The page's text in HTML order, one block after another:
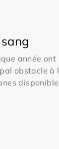
année ont
obstacle à